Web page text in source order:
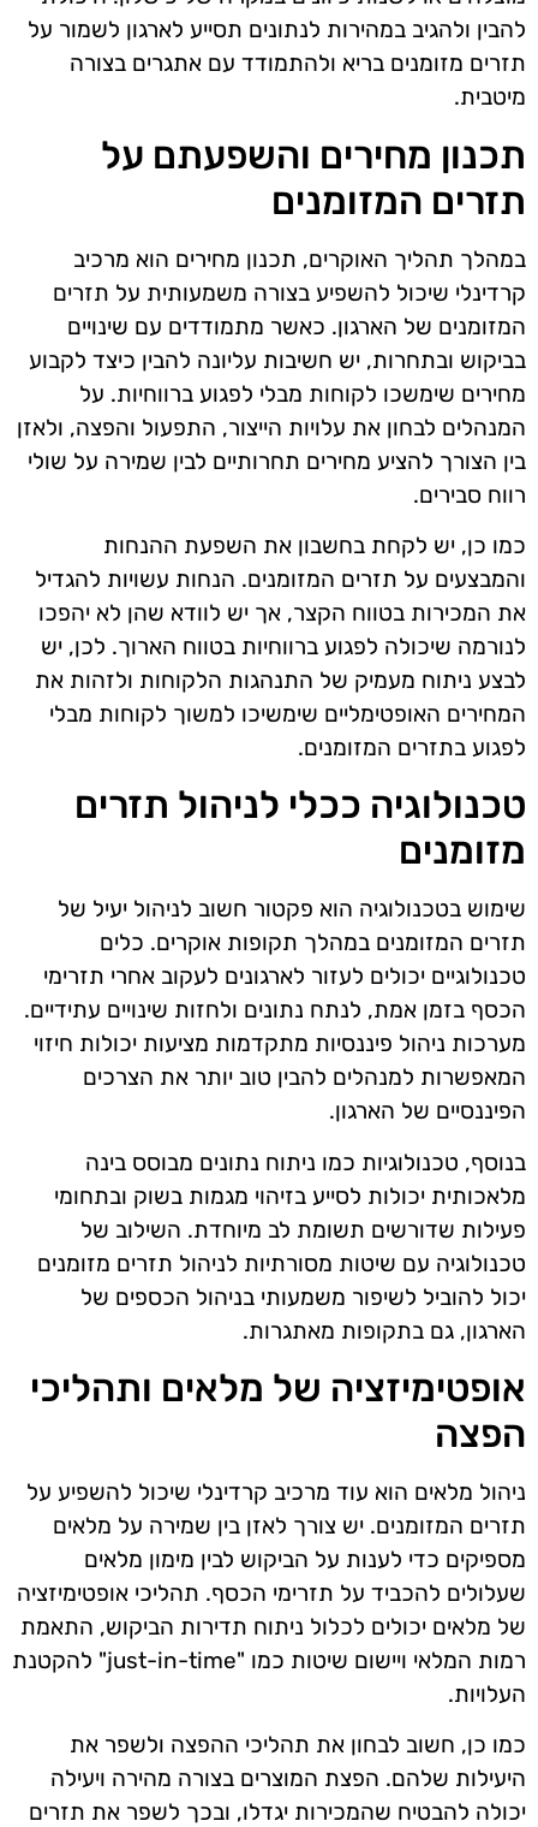
להבין ולהגיב במהירות לנתונים תסייע לארגון לשמור על
תזרים מזומנים בריא ולהתמודד עם אתגרים בצורה
מיטבית.
תכנון מחירים והשפעתם על
תזרים המזומנים
במהלך תהליך האוקרים, תכנון מחירים הוא מרכיב
קרדינלי שיכול להשפיע בצורה משמעותית על תזרים
המזומנים של הארגון. כאשר מתמודדים עם שינויים
בביקוש ובתחרות, יש חשיבות עליונה להבין כיצד לקבוע
מחירים שימשכו לקוחות מבלי לפגוע ברווחיות. על
המנהלים לבחון את עלויות הייצור, התפעול והפצה, ולאזן
בין הצורך להציע מחירים תחרותיים לבין שמירה על שולי
רווח סבירים.
כמו כן, יש לקחת בחשבון את השפעת ההנחות
והמבצעים על תזרים המזומנים. הנחות עשויות להגדיל
את המכירות בטווח הקצר, אך יש לוודא שהן לא יהפכו
לנורמה שיכולה לפגוע ברווחיות בטווח הארוך. לכן, יש
לבצע ניתוח מעמיק של התנהגות הלקוחות ולזהות את
המחירים האופטימליים שימשיכו למשוך לקוחות מבלי
לפגוע בתזרים המזומנים.
טכנולוגיה ככלי לניהול תזרים
מזומנים
שימוש בטכנולוגיה הוא פקטור חשוב לניהול יעיל של
תזרים המזומנים במהלך תקופות אוקרים. כלים
טכנולוגיים יכולים לעזור לארגונים לעקוב אחרי תזרימי
הכסף בזמן אמת, לנתח נתונים ולחזות שינויים עתידיים.
מערכות ניהול פיננסיות מתקדמות מציעות יכולות חיזוי
המאפשרות למנהלים להבין טוב יותר את הצרכים
הפיננסיים של הארגון.
בנוסף, טכנולוגיות כמו ניתוח נתונים מבוסס בינה
מלאכותית יכולות לסייע בזיהוי מגמות בשוק ובתחומי
פעילות שדורשים תשומת לב מיוחדת. השילוב של
טכנולוגיה עם שיטות מסורתיות לניהול תזרים מזומנים
יכול להוביל לשיפור משמעותי בניהול הכספים של
הארגון, גם בתקופות מאתגרות.
אופטימיזציה של מלאים ותהליכי
הפצה
ניהול מלאים הוא עוד מרכיב קרדינלי שיכול להשפיע על
תזרים המזומנים. יש צורך לאזן בין שמירה על מלאים
מספיקים כדי לענות על הביקוש לבין מימון מלאים
שעלולים להכביד על תזרימי הכסף. תהליכי אופטימיזציה
של מלאים יכולים לכלול ניתוח תדירות הביקוש, התאמת
רמות המלאי ויישום שיטות כמו "just-in-time" להקטנת
העלויות.
כמו כן, חשוב לבחון את תהליכי ההפצה ולשפר את
היעילות שלהם. הפצת המוצרים בצורה מהירה ויעילה
יכולה להבטיח שהמכירות יגדלו, ובכך לשפר את תזרים